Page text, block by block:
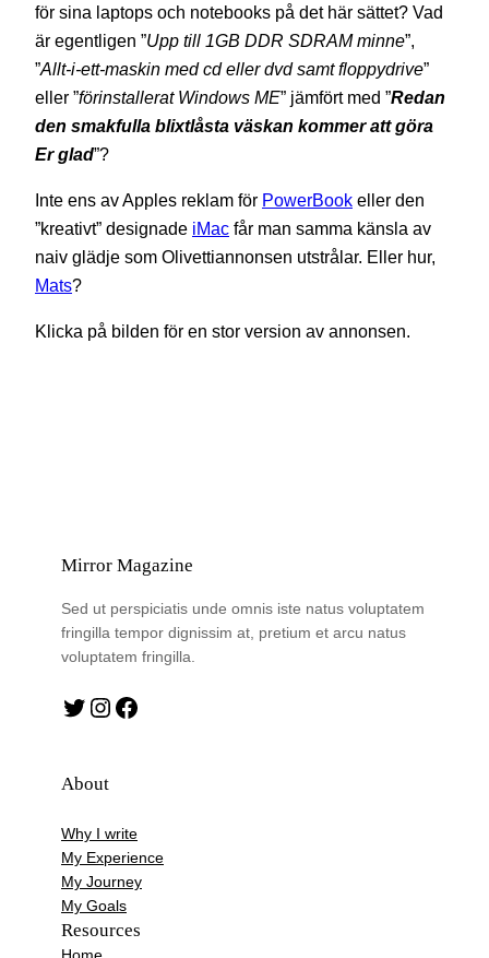
för sina laptops och notebooks på det här sättet? Vad
är egentligen ”Upp till 1GB DDR SDRAM minne”,
”Allt-i-ett-maskin med cd eller dvd samt floppydrive”
eller ”förinstallerat Windows ME” jämfört med ”Redan
den smakfulla blixtlåsta väskan kommer att göra
Er glad”?
Inte ens av Apples reklam för PowerBook eller den
”kreativt” designade iMac får man samma känsla av
naiv glädje som Olivettiannonsen utstrålar. Eller hur,
Mats?
Klicka på bilden för en stor version av annonsen.
Mirror Magazine
Sed ut perspiciatis unde omnis iste natus voluptatem
fringilla tempor dignissim at, pretium et arcu natus
voluptatem fringilla.
Twitter Instagram Facebook
About
Why I write
My Experience
My Journey
My Goals
Resources
Home